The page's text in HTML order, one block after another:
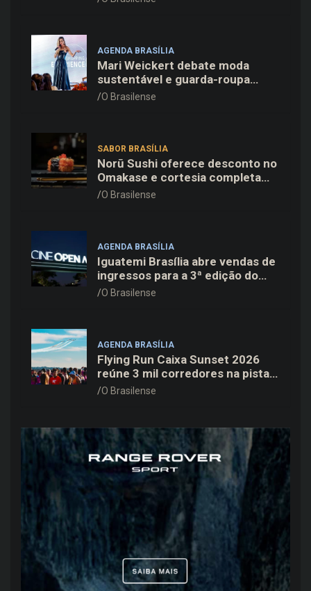
AGENDA BRASÍLIA
Mari Weickert debate moda
sustentável e guarda-roupa
inteligente no ParkShopping
O Brasilense
SABOR BRASÍLIA
Norū Sushi oferece desconto no
Omakase e cortesia completa
para os pais neste domingo
O Brasilense
AGENDA BRASÍLIA
Iguatemi Brasília abre vendas de
ingressos para a 3ª edição do
Cine Open Air
O Brasilense
AGENDA BRASÍLIA
Flying Run Caixa Sunset 2026
reúne 3 mil corredores na pista
do Aeroporto de Brasília neste
O Brasilense